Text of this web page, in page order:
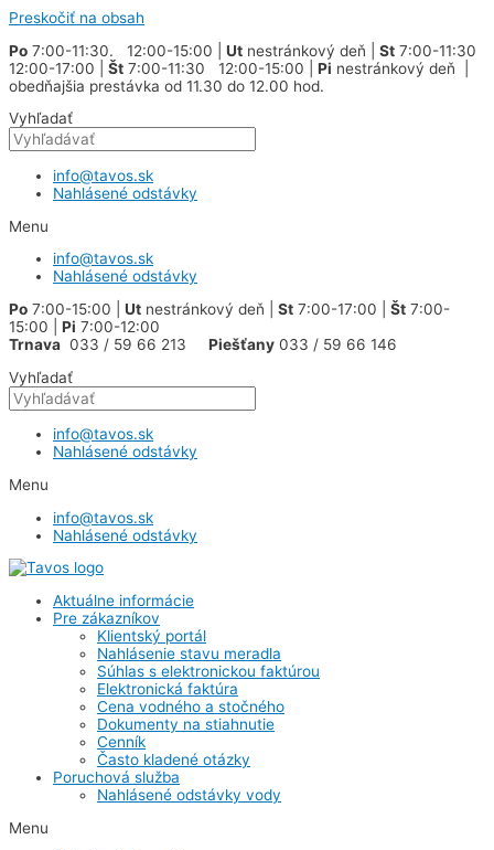
Preskočiť na obsah
Po 7:00-11:30. 12:00-15:00 | Ut nestránkový deň | St 7:00-11:30
12:00-17:00 | Št 7:00-11:30 12:00-15:00 | Pi nestránkový deň |
obedňajšia prestávka od 11.30 do 12.00 hod.
Vyhľadať
info@tavos.sk
Nahlásené odstávky
Menu
info@tavos.sk
Nahlásené odstávky
Po 7:00-15:00 | Ut nestránkový deň | St 7:00-17:00 | Št 7:00-
15:00 | Pi 7:00-12:00
Trnava 033 / 59 66 213 Piešťany 033 / 59 66 146
Vyhľadať
info@tavos.sk
Nahlásené odstávky
Menu
info@tavos.sk
Nahlásené odstávky
Aktuálne informácie
Pre zákazníkov
Klientský portál
Nahlásenie stavu meradla
Súhlas s elektronickou faktúrou
Elektronická faktúra
Cena vodného a stočného
Dokumenty na stiahnutie
Cenník
Často kladené otázky
Poruchová služba
Nahlásené odstávky vody
Menu